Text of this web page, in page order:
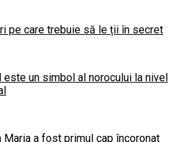
pe care trebuie să le ții în secret
este un simbol al norocului la nivel
Maria a fost primul cap încoronat